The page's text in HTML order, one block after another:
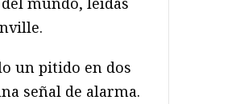
un pitido en dos
señal de alarma.